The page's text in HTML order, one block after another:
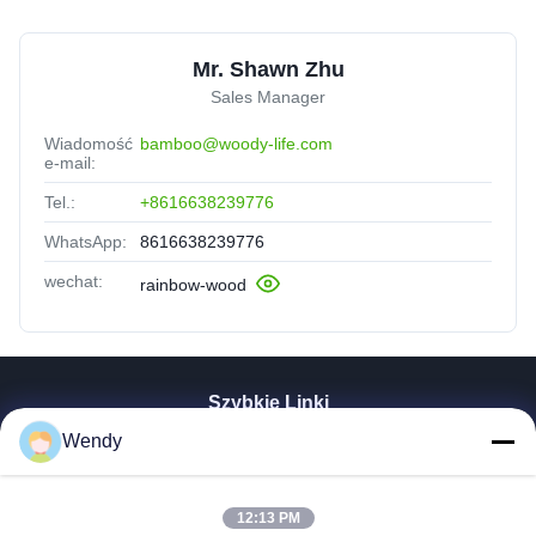
Mr. Shawn Zhu
Sales Manager
Wiadomość
e-mail:
bamboo@woody-life.com
Tel.: +8616638239776
WhatsApp: 8616638239776
wechat: rainbow-wood
Szybkie Linki
Produkty
Wideo
Wendy
12:13 PM